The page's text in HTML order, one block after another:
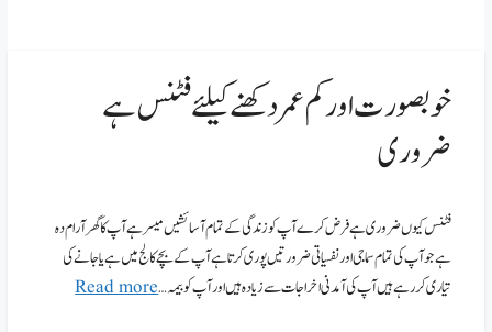
خوبصورت اور کم عمر دکھنے کیلئے فٹنس ہے
ضروری
فٹنس کیوں ضروری ہے فرض کرے آپ کو زندگی کے تمام آسائشیں میسر ہے آپ کا گھر آرام دہ
ہے جو آپ کی تمام سماجی اور نفسیاتی ضرورتیں پوری کرتا ہے آپ کے بچے کالج میں ہے یا جانے کی
تیاری کر رہے ہیں آپ کی آمدنی اخراجات سے زیادہ ہیں اور آپ کو بیمہ …Read more